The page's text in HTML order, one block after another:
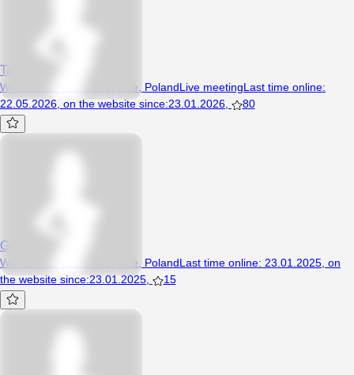
Takaja1234
Woman, 37 years, Krzepice, PolandLive meetingLast time online:
22.05.2026 on the website since:23.01.2026 80
Grzywka63
Woman, 63 years, Krzepice, PolandLast time online: 23.01.2025, on
the website since:23.01.2025, 15